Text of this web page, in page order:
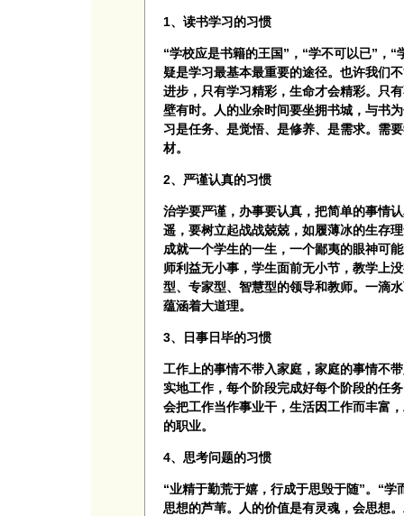
1、读书学习的习惯
“学校应是书籍的王国”，“学不可以已”，
疑是学习最基本最重要的途径。也许我们
进步，只有学习精彩，生命才会精彩。只
壁有时。人的业余时间要坐拥书城，与书
习是任务、是觉悟、是修养、是需求。需
材。
2、严谨认真的习惯
治学要严谨，办事要认真，把简单的事情
遥，要树立起战战兢兢，如履薄冰的生存
成就一个学生的一生，一个鄙夷的眼神可
师利益无小事，学生面前无小节，教学上
型、专家型、智慧型的领导和教师。一滴
蕴涵着大道理。
3、日事日毕的习惯
工作上的事情不带入家庭，家庭的事情不
实地工作，每个阶段完成好每个阶段的任
会把工作当作事业干，生活因工作而丰富
的职业。
4、思考问题的习惯
“业精于勤荒于嬉，行成于思毁于随”。“
思想的芦苇。人的价值是有灵魂，会思想